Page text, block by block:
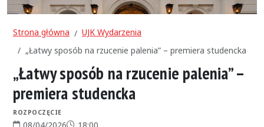
Strona główna
UJK Wydarzenia
„Łatwy sposób na rzucenie palenia” – premiera studencka
„Łatwy sposób na rzucenie palenia” –
premiera studencka
ROZPOCZĘCIE
08/04/2026 18:00